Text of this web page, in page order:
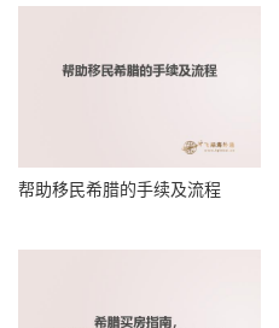
帮助移民希腊的手续及流程